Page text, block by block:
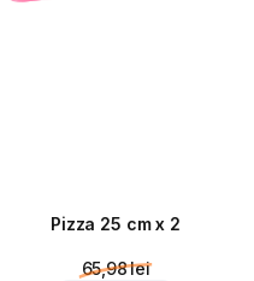
Pizza 25 cm x 2
65,98 lei